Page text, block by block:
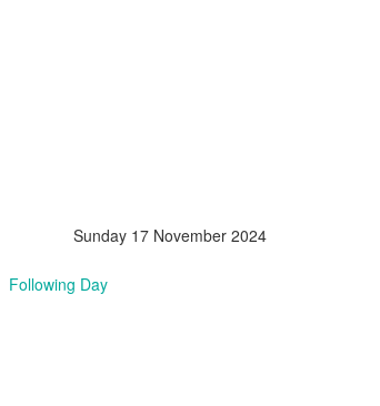
Sunday 17 November 2024
Following Day